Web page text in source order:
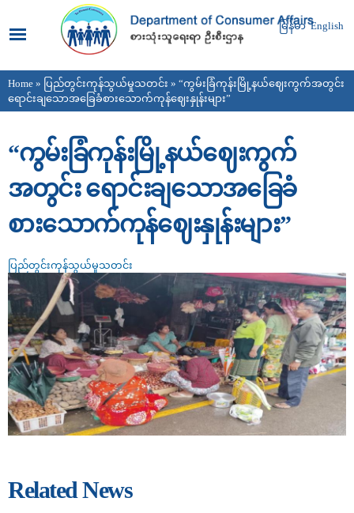
main
content
မြန်မာ English
You are here
Home » ပြည်တွင်းကုန်သွယ်မှုသတင်း » “ကွမ်းခြံကုန်းမြို့နယ်ဈေးကွက်အတွင်း
ရောင်းချသောအခြေခံစားသောက်ကုန်ဈေးနှုန်းများ”
“ကွမ်းခြံကုန်းမြို့နယ်ဈေးကွက်
အတွင်း ရောင်းချသောအခြေခံ
စားသောက်ကုန်ဈေးနှုန်းများ”
ပြည်တွင်းကုန်သွယ်မှုသတင်း
Related News